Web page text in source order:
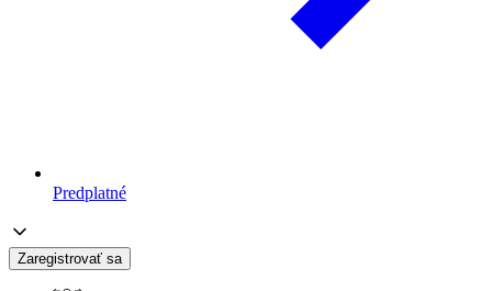
Predplatné
Zaregistrovať sa